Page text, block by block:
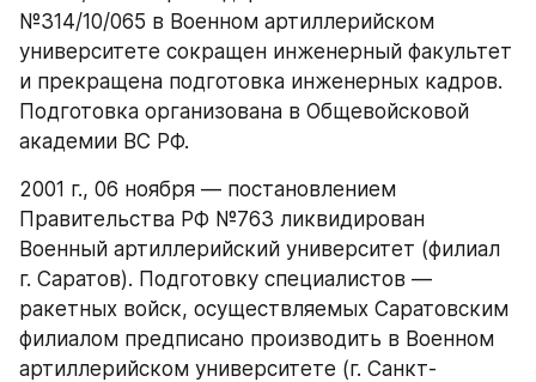
№314/10/065 в Военном артиллерийском
университете сокращен инженерный факультет
и прекращена подготовка инженерных кадров.
Подготовка организована в Общевойсковой
академии ВС РФ.
2001 г., 06 ноября — постановлением
Правительства РФ №763 ликвидирован
Военный артиллерийский университет (филиал
г. Саратов). Подготовку специалистов —
ракетных войск, осуществляемых Саратовским
филиалом предписано производить в Военном
артиллерийском университете (г. Санкт-